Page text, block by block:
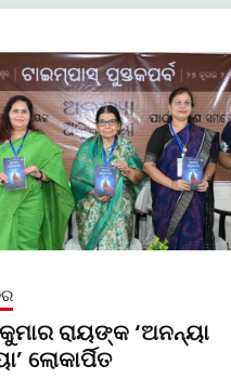
ରାୟଙ୍କ ‘ଅନନ୍ୟା
ଲୋକାର୍ପିତ